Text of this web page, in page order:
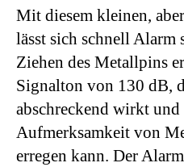
Mit diesem kleinen,
lässt sich schnell Alarm
Ziehen des Metallpins
Signalton von 130 dB,
abschreckend wirkt
Aufmerksamkeit von
erregen kann. Der